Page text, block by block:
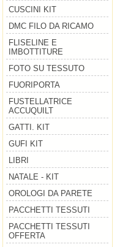
CUSCINI KIT
DMC FILO DA RICAMO
FLISELINE E
IMBOTTITURE
FOTO SU TESSUTO
FUORIPORTA
FUSTELLATRICE
ACCUQUILT
GATTI. KIT
GUFI KIT
LIBRI
NATALE - KIT
OROLOGI DA PARETE
PACCHETTI TESSUTI
PACCHETTI TESSUTI
OFFERTA